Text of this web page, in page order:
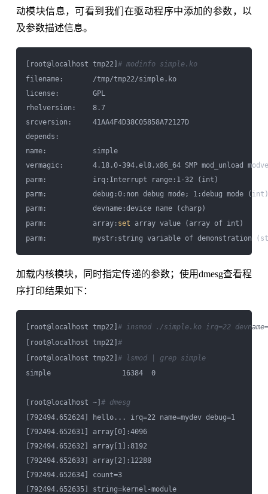
动模块信息，可看到我们在驱动程序中添加的参数，以
及参数描述信息。
[root@localhost tmp22] # modinfo simple.ko
filename:       /tmp/tmp22/simple.ko
license:        GPL
rhelversion:    8.7
srcversion:     41AA4F4D38C05858A72127D
depends:
name:           simple
vermagic:       4.18.0-394.el8.x86_64 SMP mod_unload
parm:           irq:Interrupt range:1-32 (int)
parm:           debug:0:non debug mode; 1:debug mode (int)
parm:           devname:device name (charp)
parm:           array: set array value (array of int)
加载内核模块，同时指定传递的参数；使用dmesg查看程
序打印结果如下：
[root@localhost tmp22] # insmod ./simple.ko irq=22
[root@localhost tmp22] #
[root@localhost tmp22] # lsmod | grep simple
simple                 16384  0
[root@localhost ~] # dmesg
[792494.652624] hello... irq=22 name=mydev debug=1
[792494.652631] array[0]:4096
[792494.652632] array[1]:8192
[792494.652633] array[2]:12288
[792494.652634] count=3
[792494.652635] string=kernel-module